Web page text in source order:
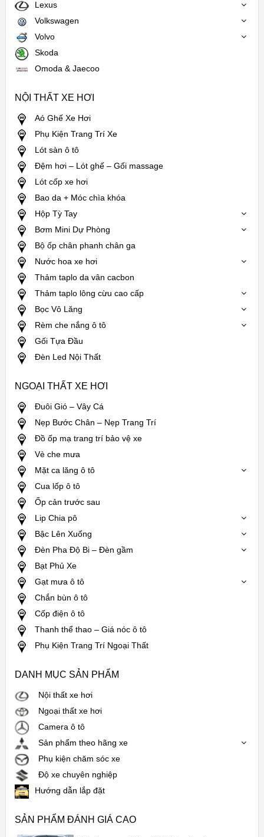
Lexus
Volkswagen
Volvo
Skoda
Omoda & Jaecoo
NỘI THẤT XE HƠI
Aó Ghế Xe Hơi
Phụ Kiện Trang Trí Xe
Lót sàn ô tô
Đệm hơi – Lót ghế – Gối massage
Lót cốp xe hơi
Bao da + Móc chìa khóa
Hộp Tỳ Tay
Bơm Mini Dự Phòng
Bộ ốp chân phanh chân ga
Nước hoa xe hơi
Thảm taplo da vân cacbon
Thảm taplo lông cừu cao cấp
Bọc Vô Lăng
Rèm che nắng ô tô
Gối Tựa Đầu
Đèn Led Nội Thất
NGOẠI THẤT XE HƠI
Đuôi Gió – Vây Cá
Nẹp Bước Chân – Nẹp Trang Trí
Đồ ốp mạ trang trí bảo vệ xe
Vè che mưa
Mặt ca lăng ô tô
Cua lốp ô tô
Ốp cản trước sau
Lip Chia pô
Bậc Lên Xuống
Đèn Pha Độ Bi – Đèn gầm
Bạt Phủ Xe
Gạt mưa ô tô
Chắn bùn ô tô
Cốp điện ô tô
Thanh thể thao – Giá nóc ô tô
Phụ Kiện Trang Trí Ngoại Thất
DANH MỤC SẢN PHẨM
Nội thất xe hơi
Ngoại thất xe hơi
Camera ô tô
Sản phẩm theo hãng xe
Phụ kiện chăm sóc xe
Độ xe chuyên nghiệp
Hướng dẫn lắp đặt
SẢN PHẨM ĐÁNH GIÁ CAO